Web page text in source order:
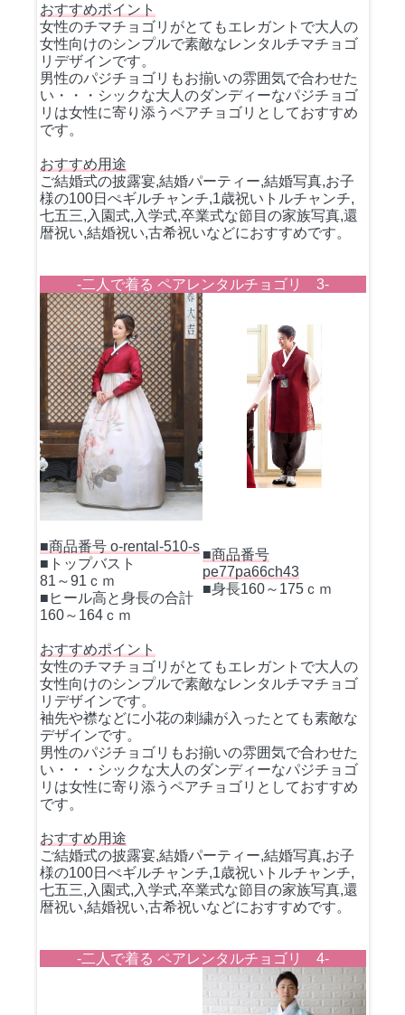
おすすめポイント
女性のチマチョゴリがとてもエレガントで大人の
女性向けのシンプルで素敵なレンタルチマチョゴ
リデザインです。
男性のパジチョゴリもお揃いの雰囲気で合わせた
い・・・シックな大人のダンディーなパジチョゴ
リは女性に寄り添うペアチョゴリとしておすすめ
です。
おすすめ用途
ご結婚式の披露宴,結婚パーティー,結婚写真,お子
様の100日ぺギルチャンチ,1歳祝いトルチャンチ,
七五三,入園式,入学式,卒業式な節目の家族写真,還
暦祝い,結婚祝い,古希祝いなどにおすすめです。
-二人で着る ペアレンタルチョゴリ 3-
■商品番号 o-rental-510-s
■トップバスト
81～91ｃｍ
■ヒール高と身長の合計
160～164ｃｍ
■商品番号
pe77pa66ch43
■身長160～175ｃｍ
おすすめポイント
女性のチマチョゴリがとてもエレガントで大人の
女性向けのシンプルで素敵なレンタルチマチョゴ
リデザインです。
袖先や襟などに小花の刺繍が入ったとても素敵な
デザインです。
男性のパジチョゴリもお揃いの雰囲気で合わせた
い・・・シックな大人のダンディーなパジチョゴ
リは女性に寄り添うペアチョゴリとしておすすめ
です。
おすすめ用途
ご結婚式の披露宴,結婚パーティー,結婚写真,お子
様の100日ぺギルチャンチ,1歳祝いトルチャンチ,
七五三,入園式,入学式,卒業式な節目の家族写真,還
暦祝い,結婚祝い,古希祝いなどにおすすめです。
-二人で着る ペアレンタルチョゴリ 4-